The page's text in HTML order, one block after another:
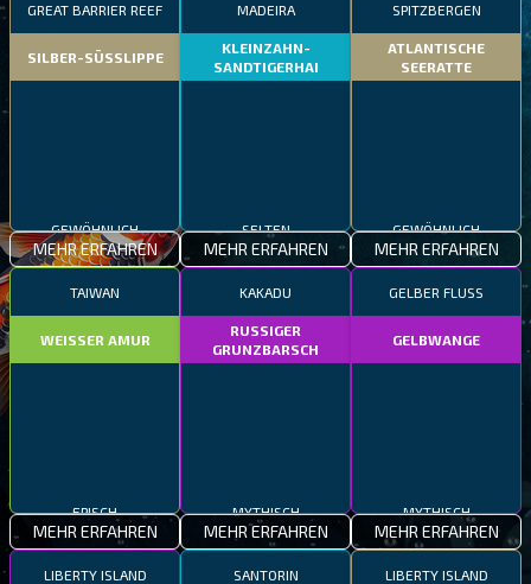
GREAT BARRIER REEF
SILBER-SÜSSLIPPE
MEHR ERFAHREN
MADEIRA
KLEINZAHN-
SANDTIGERHAI
MEHR ERFAHREN
SPITZBERGEN
ATLANTISCHE
SEERATTE
MEHR ERFAHREN
TAIWAN
WEISSER AMUR
MEHR ERFAHREN
KAKADU
RUSSIGER
GRUNZBARSCH
MEHR ERFAHREN
GELBER FLUSS
GELBWANGE
MEHR ERFAHREN
LIBERTY ISLAND SANTORIN LIBERTY ISLAND